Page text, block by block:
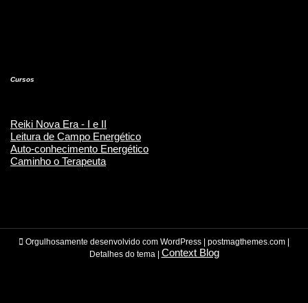
Cursos
Reiki Nova Era - I e II
Leitura de Campo Energético
Auto-conhecimento Energético
Caminho o Terapeuta
Orgulhosamente desenvolvido com WordPress | postmagthemes.com |
Detalhes do tema | Context Blog